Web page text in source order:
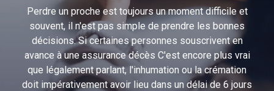
Perdre un proche est toujours un moment difficile et
souvent, il n'est pas simple de prendre les bonnes
décisions. Si certaines personnes souscrivent en
avance à une assurance décès C'est encore plus vrai
que légalement parlant, l'inhumation ou la crémation
doit impérativement avoir lieu dans un délai de 6 jours